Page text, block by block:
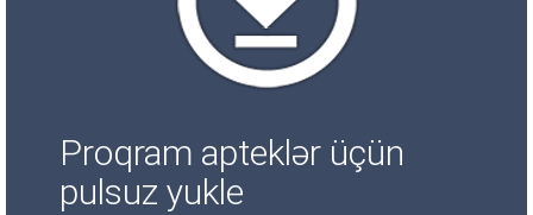
Proqram apteklər üçün
pulsuz yukle